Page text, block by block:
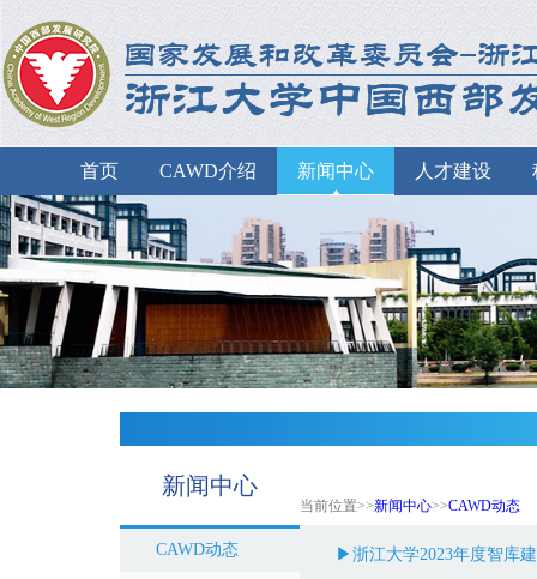
首页 CAWD介绍 新闻中心 人才建设
新闻中心
当前位置>>新闻中心>>CAWD动态
CAWD动态 ▶浙江大学2023年度智库